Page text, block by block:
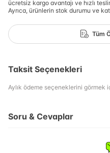
ücretsiz kargo avantajı ve hızlı
Ayrıca, ürünlerin stok durumu ve
Tüm
Taksit Seçenekleri
Aylık ödeme seçeneklerini görmek
Soru & Cevaplar